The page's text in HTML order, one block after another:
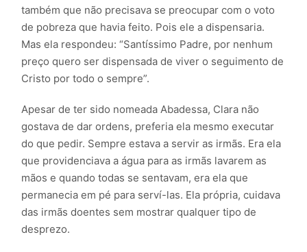
também que não precisava se preocupar com o voto
de pobreza que havia feito. Pois ele a dispensaria.
Mas ela respondeu: “Santíssimo Padre, por nenhum
preço quero ser dispensada de viver o seguimento de
Cristo por todo o sempre”.
Apesar de ter sido nomeada Abadessa, Clara não
gostava de dar ordens, preferia ela mesmo executar
do que pedir. Sempre estava a servir as irmãs. Era ela
que providenciava a água para as irmãs lavarem as
mãos e quando todas se sentavam, era ela que
permanecia em pé para serví-las. Ela própria, cuidava
das irmãs doentes sem mostrar qualquer tipo de
desprezo.